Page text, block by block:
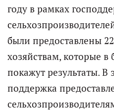
году в рамках
были предоставлены
хозяйствам, которые
покажут результаты. В
поддержка